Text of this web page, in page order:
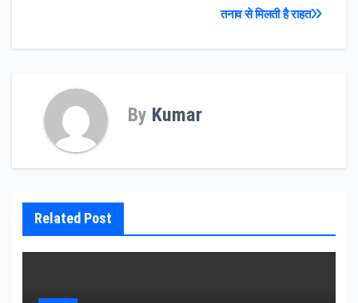
navigation
तनाव से मिलती है राहत
By Kumar
Related Post